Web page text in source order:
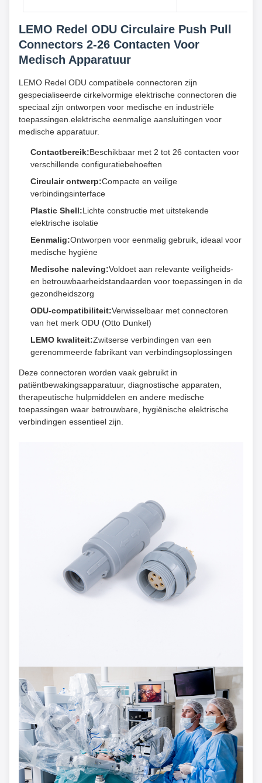
LEMO Redel ODU Circulaire Push Pull
Connectors 2-26 Contacten Voor
Medisch Apparatuur
LEMO Redel ODU compatibele connectoren zijn
gespecialiseerde cirkelvormige elektrische connectoren die
speciaal zijn ontworpen voor medische en industriële
toepassingen.elektrische eenmalige aansluitingen voor
medische apparatuur.
Contactbereik:Beschikbaar met 2 tot 26 contacten voor
verschillende configuratiebehoeften
Circulair ontwerp:Compacte en veilige
verbindingsinterface
Plastic Shell:Lichte constructie met uitstekende
elektrische isolatie
Eenmalig:Ontworpen voor eenmalig gebruik, ideaal voor
medische hygiëne
Medische naleving:Voldoet aan relevante veiligheids-
en betrouwbaarheidstandaarden voor toepassingen in de
gezondheidszorg
ODU-compatibiliteit:Verwisselbaar met connectoren
van het merk ODU (Otto Dunkel)
LEMO kwaliteit:Zwitserse verbindingen van een
gerenommeerde fabrikant van verbindingsoplossingen
Deze connectoren worden vaak gebruikt in
patiëntbewakingsapparatuur, diagnostische apparaten,
therapeutische hulpmiddelen en andere medische
toepassingen waar betrouwbare, hygiënische elektrische
verbindingen essentieel zijn.